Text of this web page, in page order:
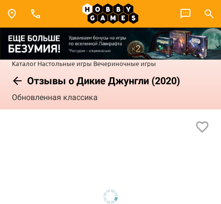
Каталог Настольные игры Вечериночные игры
Отзывы о Дикие Джунгли (2020)
Обновленная классика